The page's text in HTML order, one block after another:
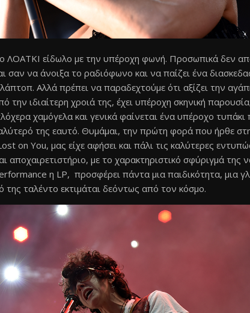
ΛΟΑΤΚΙ είδωλο με την υπέροχη φωνή. Προσωπικά δεν
σαν να άνοιξα το ραδιόφωνο και να παίζει ένα
Αλλά πρέπει να παραδεχτούμε ότι αξίζει την
την ιδιαίτερη χροιά της, έχει υπέροχη σκηνική
χαμόγελα και γενικά φαίνεται ένα υπέροχο
της εαυτό. Θυμάμαι, την πρώτη φορά που ήρθε
on You, μας είχε αφήσει και πάλι τις καλύτερες
αποχαιρετιστήριο, με το χαρακτηριστικό σφύριγμά της
η LP, προσφέρει πάντα μια παιδικότητα, μια
της ταλέντο εκτιμάται δεόντως από τον κόσμο.